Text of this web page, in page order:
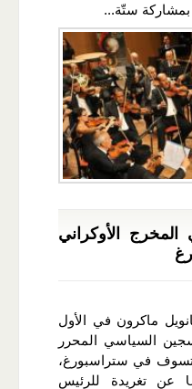
بمشاركة ستّة...
المخرج الأوكراني
ماكرون في الأول
السياسي المحرر
في ستراسبورغ،
وفق ما نقلته قناة UATV عن تغريدة للرئيس